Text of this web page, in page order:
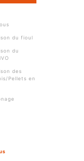
du fioul
du
des
Pellets en